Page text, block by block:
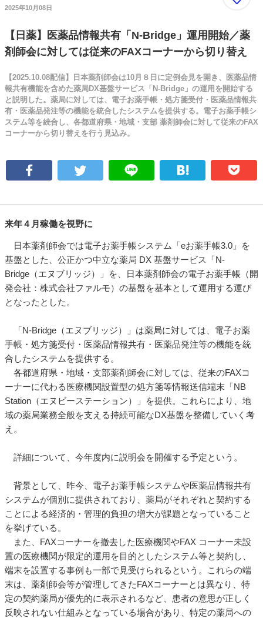
2025年10月08日
【日薬】医薬品情報共有「N-Bridge」運用開始／薬
剤師会に対しては従来のFAXコーナーから切り替え
【2025.10.08配信】日本薬剤師会は10月８日に定例会見を開き、医薬品情
報共有機能を含めた薬局DX基盤サービス「N-Bridge」の運用を開始する
と説明した。薬局に対しては、電子お薬手帳・処方箋受付・医薬品情報共
有・医薬品発注等の機能を統合したシステムを提供する。電子お薬手帳シ
ステム等を続合し、各都道府県・地域・支部 薬剤師会に対して従来のFAX
コーナーから切り替えを行う見込み。
来年４月稼働を視野に
日本薬剤師会では電子お薬手帳システム「eお薬手帳3.0」を
基盤とした、公正かつ中立な薬局 DX 基盤サービス「N-
Bridge（エヌブリッジ）」を、日本薬剤師会の電子お薬手帳（開
発会社：株式会社ファルモ）の基盤を基本として運用する運び
となったとした。
「N-Bridge（エヌブリッジ）」は薬局に対しては、電子お薬
手帳・処方箋受付・医薬品情報共有・医薬品発注等の機能を統
合したシステムを提供する。
各都道府県・地域・支部薬剤師会に対しては、従来のFAXコ
ーナーに代わる医療機関設置型の処方箋等情報送信端末「NB
Station（エヌビーステーション）」を提供。これらにより、地
域の薬局業務全般を支える持続可能なDX基盤を整備していく考
え。
詳細について、今年度内に説明会を開催する予定という。
背景として、昨今、電子お薬手帳システムや医薬品情報共有
システムが個別に提供されており、薬局がそれぞれと契約する
ことによる経済的・管理的負担の増大が課題となっていること
を挙げている。
また、FAXコーナーを撤去した医療機関やFAX コーナー未設
置の医療機関が限定的運用を目的としたシステム等と契約し、
端末を設置する事例も一部で見受けられるという。これらの端
末は、薬剤師会等が管理してきたFAXコーナーとは異なり、特
定の契約薬局が優先的に表示されるなど、患者の意思が正しく
反映されない仕組みとなっている場合があり、特定の薬局への